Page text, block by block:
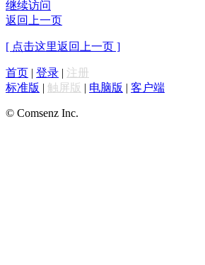
继续访问
返回上一页
[ 点击这里返回上一页 ]
首页 | 登录 | 注册
标准版 | 触屏版 | 电脑版 | 客户端
© Comsenz Inc.